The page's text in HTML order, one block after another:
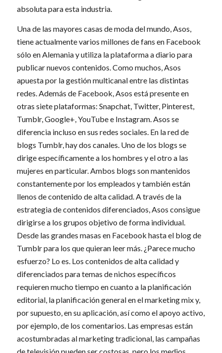
absoluta para esta industria.
Una de las mayores casas de moda del mundo, Asos,
tiene actualmente varios millones de fans en Facebook
sólo en Alemania y utiliza la plataforma a diario para
publicar nuevos contenidos. Como muchos, Asos
apuesta por la gestión multicanal entre las distintas
redes. Además de Facebook, Asos está presente en
otras siete plataformas: Snapchat, Twitter, Pinterest,
Tumblr, Google+, YouTube e Instagram. Asos se
diferencia incluso en sus redes sociales. En la red de
blogs Tumblr, hay dos canales. Uno de los blogs se
dirige específicamente a los hombres y el otro a las
mujeres en particular. Ambos blogs son mantenidos
constantemente por los empleados y también están
llenos de contenido de alta calidad. A través de la
estrategia de contenidos diferenciados, Asos consigue
dirigirse a los grupos objetivo de forma individual.
Desde las grandes masas en Facebook hasta el blog de
Tumblr para los que quieran leer más. ¿Parece mucho
esfuerzo? Lo es. Los contenidos de alta calidad y
diferenciados para temas de nichos específicos
requieren mucho tiempo en cuanto a la planificación
editorial, la planificación general en el marketing mix y,
por supuesto, en su aplicación, así como el apoyo activo,
por ejemplo, de los comentarios. Las empresas están
acostumbradas al marketing tradicional, las campañas